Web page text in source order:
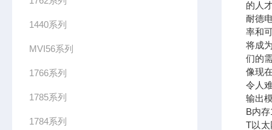
1440系列
MVI56系列
1766系列
1785系列
1784系列
的人
耐德
率和
将成
们的
像现
令人
输出
B内
T以太